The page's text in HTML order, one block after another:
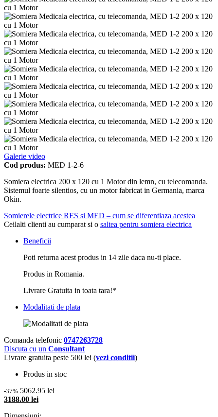
Galerie video
Cod produs: MED 1-2-6
Somiera electrica 200 x 120 cu 1 Motor din lemn, cu telecomanda.
Sistemul foarte silentios, cu un motor fabricat in Germania, marca
Okin.
Somierele electrice RES si MED – cum se diferentiaza acestea
Ceilalti clienti au cumparat si o saltea pentru somiera electrica
Beneficii
Poti returna acest produs in 14 zile daca nu-ti place.
Produs in Romania.
Livrare Gratuita in toata tara!*
Modalitati de plata
Comanda telefonic 0747263728
Discuta cu un Consultant
Livrare gratuita peste 500 lei (vezi conditii)
Produs in stoc
-37% 5062.95 lei
3188.00 lei